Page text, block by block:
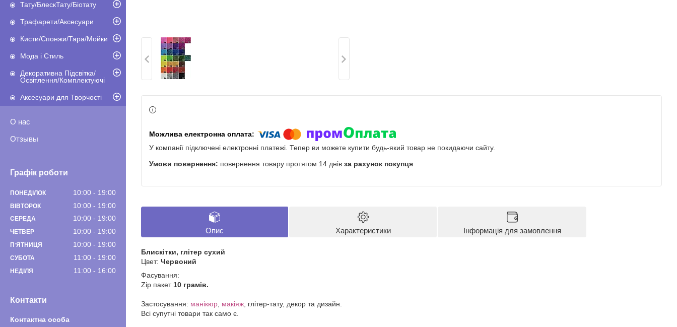
Тату/БлескТату/Біотату
Трафарети/Аксесуари
Кисти/Спонжи/Тара/Мойки
Мода і Стиль
Декоративна Підсвітка/
Освітлення/Комплектуючі
Аксесуари для Творчості
О нас
Отзывы
Графік роботи
ПОНЕДІЛОК 10:00 19:00
ВІВТОРОК 10:00 19:00
СЕРЕДА 10:00 19:00
ЧЕТВЕР 10:00 19:00
ПʼЯТНИЦЯ 10:00 19:00
СУБОТА 11:00 19:00
НЕДІЛЯ 11:00 16:00
Контакти
У компанії підключені електронні платежі. Тепер ви можете купити будь-який товар не покидаючи сайту.
повернення товару протягом 14 днів за рахунок покупця
Опис Характеристики Інформація для замовлення
Блискітки, глітер сухий
Цвет: Червоний
Фасування:
Zip пакет10 грамів.
Застосування: манікюр макіяж , глітер-тату, декор та дизайн.
Всі супутні товари так само є.